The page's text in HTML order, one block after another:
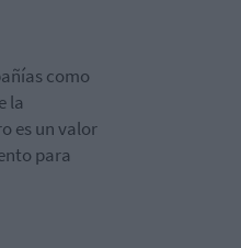
como
la
es un valor
para